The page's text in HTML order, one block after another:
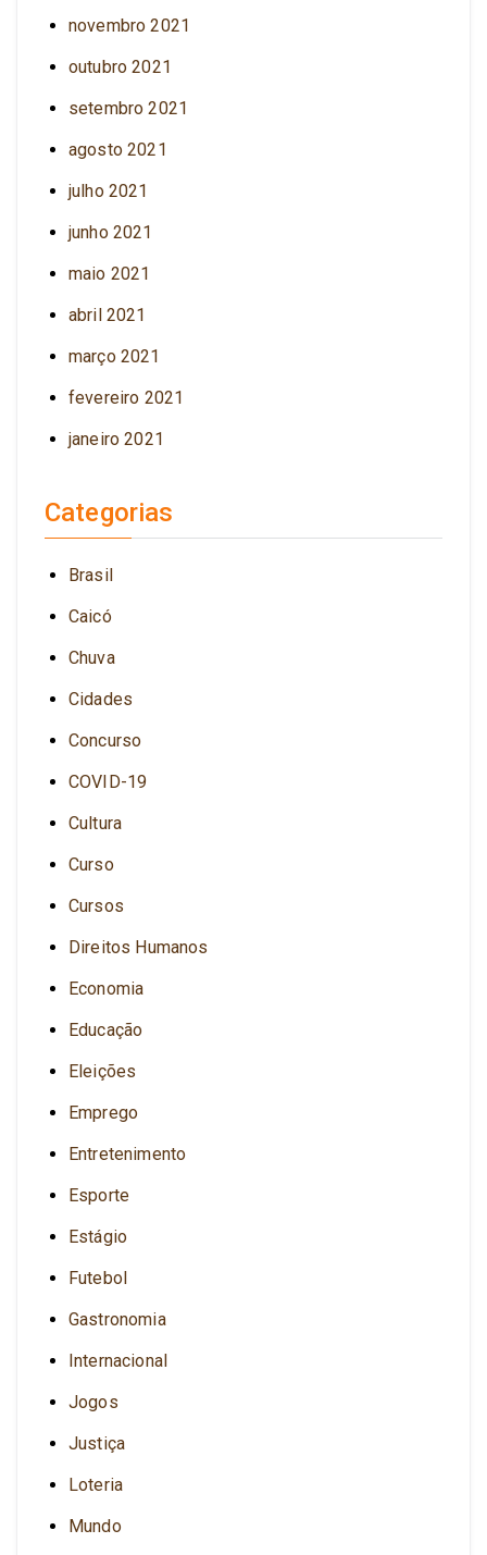
novembro 2021
outubro 2021
setembro 2021
agosto 2021
julho 2021
junho 2021
maio 2021
abril 2021
março 2021
fevereiro 2021
janeiro 2021
Categorias
Brasil
Caicó
Chuva
Cidades
Concurso
COVID-19
Cultura
Curso
Cursos
Direitos Humanos
Economia
Educação
Eleições
Emprego
Entretenimento
Esporte
Estágio
Futebol
Gastronomia
Internacional
Jogos
Justiça
Loteria
Mundo